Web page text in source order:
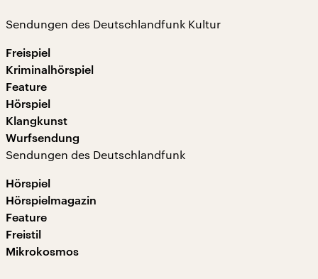
Sendungen des Deutschlandfunk Kultur
Freispiel
Kriminalhörspiel
Feature
Hörspiel
Klangkunst
Wurfsendung
Sendungen des Deutschlandfunk
Hörspiel
Hörspielmagazin
Feature
Freistil
Mikrokosmos